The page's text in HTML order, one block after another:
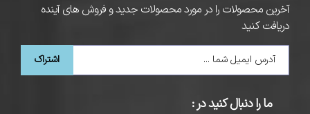
آخرین محصولات را در مورد محصولات جدید و فروش های آینده
دریافت کنید
اشتراک
ما را دنبال کنید در :